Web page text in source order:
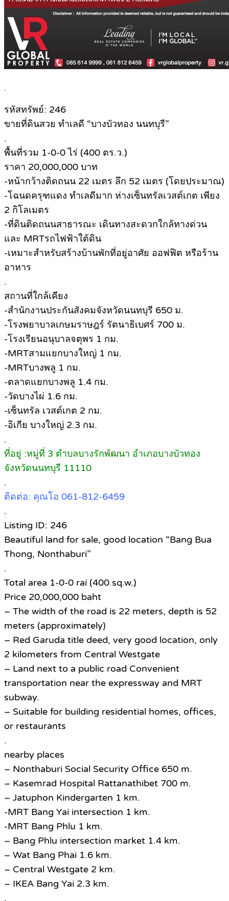
.
รหัสทรัพย์: 246
ขายที่ดินสวย ทำเลดี “บางบัวทอง นนทบุรี”
.
พื้นที่รวม 1-0-0 ไร่ (400 ตร.ว.)
ราคา 20,000,000 บาท
-หน้ากว้างติดถนน 22 เมตร ลึก 52 เมตร (โดยประมาณ)
-โฉนดครุฑแดง ทำเลดีมาก ห่างเซ็นทรัลเวสต์เกต เพียง
2 กิโลเมตร
-ที่ดินติดถนนสาธารณะ เดินทางสะดวกใกล้ทางด่วน
และ MRTรถไฟฟ้าใต้ดิน
-เหมาะสำหรับสร้างบ้านพักที่อยู่อาศัย ออฟฟิต หรือร้าน
อาหาร
.
สถานที่ใกล้เคียง
-สำนักงานประกันสังคมจังหวัดนนทบุรี 650 ม.
-โรงพยาบาลเกษมราษฎร์ รัตนาธิเบศร์ 700 ม.
-โรงเรียนอนุบาลจตุพร 1 กม.
-MRTสามแยกบางใหญ่ 1 กม.
-MRTบางพลู 1 กม.
-ตลาดแยกบางพลู 1.4 กม.
-วัดบางไผ่ 1.6 กม.
-เซ็นทรัล เวสต์เกต 2 กม.
-อิเกีย บางใหญ่ 2.3 กม.
.
ที่อยู่ :หมู่ที่ 3 ตำบลบางรักพัฒนา อำเภอบางบัวทอง
จังหวัดนนทบุรี 11110
.
ติดต่อ: คุณโอ 061-812-6459
.
Listing ID: 246
Beautiful land for sale, good location “Bang Bua
Thong, Nonthaburi”
.
Total area 1-0-0 rai (400 sq.w.)
Price 20,000,000 baht
– The width of the road is 22 meters, depth is 52
meters (approximately)
– Red Garuda title deed, very good location, only
2 kilometers from Central Westgate
– Land next to a public road Convenient
transportation near the expressway and MRT
subway.
– Suitable for building residential homes, offices,
or restaurants
.
nearby places
– Nonthaburi Social Security Office 650 m.
– Kasemrad Hospital Rattanathibet 700 m.
– Jatuphon Kindergarten 1 km.
-MRT Bang Yai intersection 1 km.
-MRT Bang Phlu 1 km.
– Bang Phlu intersection market 1.4 km.
– Wat Bang Phai 1.6 km.
– Central Westgate 2 km.
– IKEA Bang Yai 2.3 km.
.